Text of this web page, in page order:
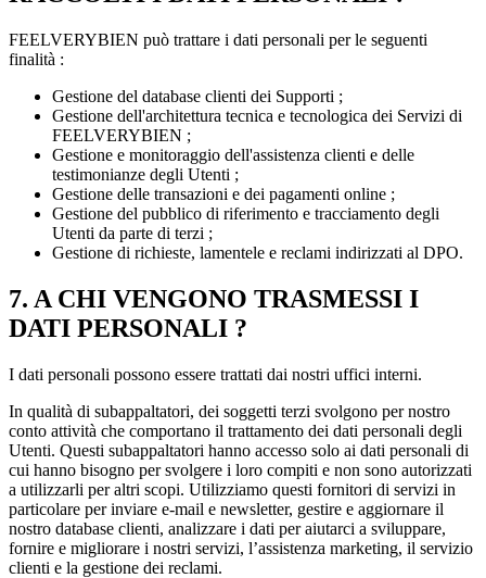
FEELVERYBIEN può trattare i dati personali per le seguenti
finalità :
Gestione del database clienti dei Supporti ;
Gestione dell'architettura tecnica e tecnologica dei Servizi di
FEELVERYBIEN ;
Gestione e monitoraggio dell'assistenza clienti e delle
testimonianze degli Utenti ;
Gestione delle transazioni e dei pagamenti online ;
Gestione del pubblico di riferimento e tracciamento degli
Utenti da parte di terzi ;
Gestione di richieste, lamentele e reclami indirizzati al DPO.
7. A CHI VENGONO TRASMESSI I
DATI PERSONALI ?
I dati personali possono essere trattati dai nostri uffici interni.
In qualità di subappaltatori, dei soggetti terzi svolgono per nostro
conto attività che comportano il trattamento dei dati personali degli
Utenti. Questi subappaltatori hanno accesso solo ai dati personali di
cui hanno bisogno per svolgere i loro compiti e non sono autorizzati
a utilizzarli per altri scopi. Utilizziamo questi fornitori di servizi in
particolare per inviare e-mail e newsletter, gestire e aggiornare il
nostro database clienti, analizzare i dati per aiutarci a sviluppare,
fornire e migliorare i nostri servizi, l’assistenza marketing, il servizio
clienti e la gestione dei reclami.